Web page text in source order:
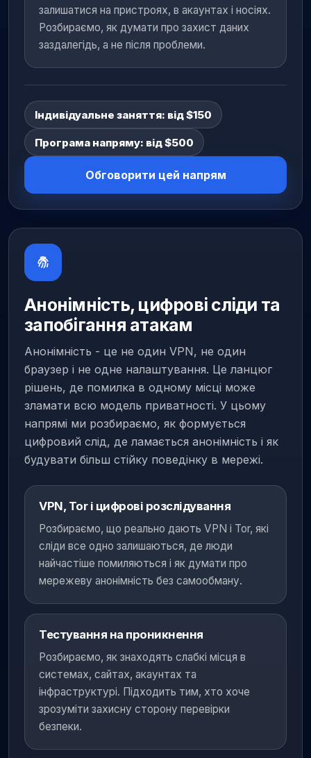
залишатися на пристроях, в акаунтах і носіях.
Розбираємо, як думати про захист даних
заздалегідь, а не після проблеми.
Індивідуальне заняття: від $150
Програма напряму: від $500
Обговорити цей напрям
Анонімність, цифрові сліди та
запобігання атакам
Анонімність - це не один VPN, не один
браузер і не одне налаштування. Це ланцюг
рішень, де помилка в одному місці може
зламати всю модель приватності. У цьому
напрямі ми розбираємо, як формується
цифровий слід, де ламається анонімність і як
будувати більш стійку поведінку в мережі.
VPN, Tor і цифрові розслідування
Розбираємо, що реально дають VPN і Tor, які
сліди все одно залишаються, де люди
найчастіше помиляються і як думати про
мережеву анонімність без самообману.
Тестування на проникнення
Розбираємо, як знаходять слабкі місця в
системах, сайтах, акаунтах та
інфраструктурі. Підходить тим, хто хоче
зрозуміти захисну сторону перевірки
безпеки.